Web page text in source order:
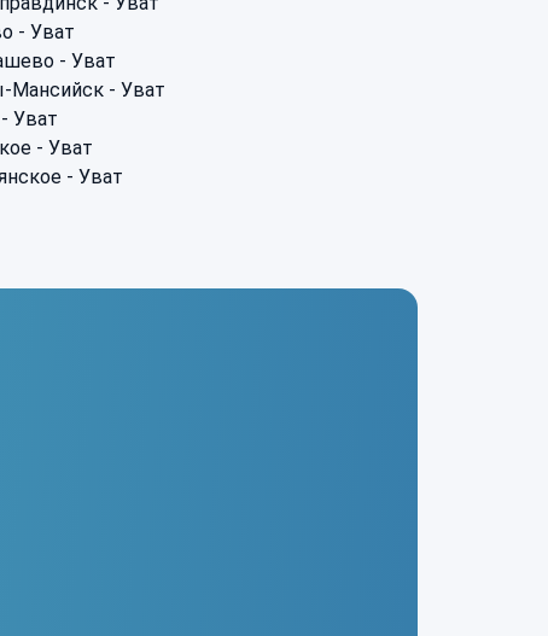
- Уват
- Уват
Мансийск - Уват
Уват
- Уват
- Уват